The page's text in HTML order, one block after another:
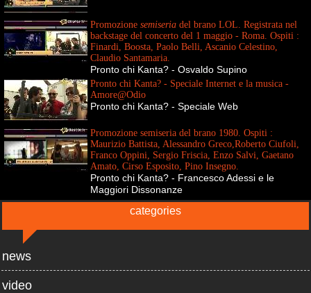
Promozione semiseria del brano LOL. Registrata nel
backstage del concerto del 1 maggio - Roma. Ospiti :
Finardi, Boosta, Paolo Belli, Ascanio Celestino,
Claudio Santamaria.
Pronto chi Kanta? - Osvaldo Supino
Pronto chi Kanta? - Speciale Internet e la musica -
Amore@Odio
Pronto chi Kanta? - Speciale Web
Promozione semiseria del brano 1980. Ospiti :
Maurizio Battista, Alessandro Greco,Roberto Ciufoli,
Franco Oppini, Sergio Friscia, Enzo Salvi, Gaetano
Amato, Cirso Esposito, Pino Insegno.
Pronto chi Kanta? - Francesco Adessi e le
Maggiori Dissonanze
categories
news
video